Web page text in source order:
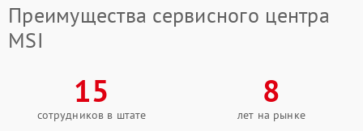
Преимущества сервисного центра
MSI
15
сотрудников в штате
8
лет на рынке